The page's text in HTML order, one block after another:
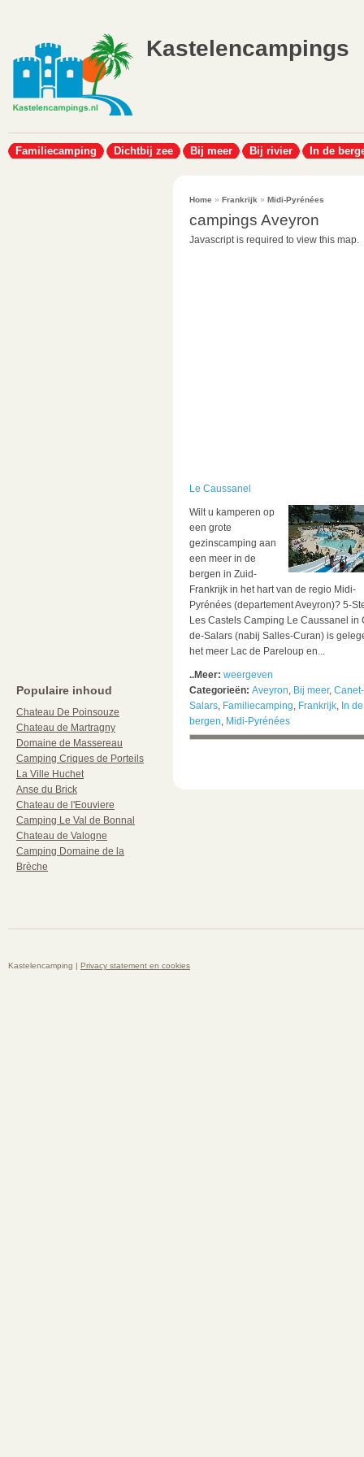
Kastelencampings
Familiecamping Dichtbij zee Bij meer Bij rivier In de
Populaire inhoud
Chateau De Poinsouze
Chateau de Martragny
Domaine de Massereau
Camping Criques de Porteils
La Ville Huchet
Anse du Brick
Chateau de l'Eouviere
Camping Le Val de Bonnal
Chateau de Valogne
Camping Domaine de la
Brèche
Home » Frankrijk » Midi-Pyrénées
campings Aveyron
Javascript is required to view this map.
Le Caussanel
Wilt u kamperen op
een grote
gezinscamping aan
een meer in de
bergen in Zuid-
Frankrijk in het hart van de regio Midi-
Pyrénées (departement Aveyron)? 5-
Les Castels Camping Le Caussanel in
de-Salars (nabij Salles-Curan) is
het meer Lac de Pareloup en...
..Meer: weergeven
Categorieën: Aveyron, Bij meer,
Salars, Familiecamping, Frankrijk, In de
bergen, Midi-Pyrénées
Kastelencamping | Privacy statement en cookies